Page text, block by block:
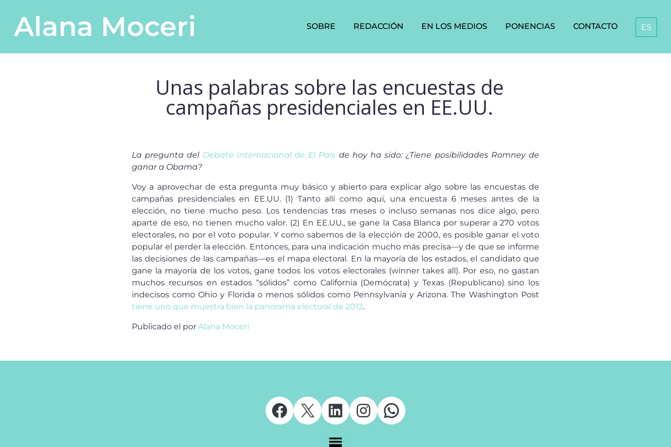
Navegación principal
Alana Moceri SOBRE REDACCIÓN EN LOS MEDIOS PONENCIAS CONTACTO ES
Unas palabras sobre las encuestas de
campañas presidenciales en EE.UU.
La pregunta del Debate Internacional de El Pais de hoy ha sido: ¿Tiene posibilidades Romney de
ganar a Obama?
Voy a aprovechar de esta pregunta muy básico y abierto para explicar algo sobre las encuestas de
campañas presidenciales en EE.UU. (1) Tanto allí como aquí, una encuesta 6 meses antes de la
elección, no tiene mucho peso. Los tendencias tras meses o incluso semanas nos dice algo, pero
aparte de eso, no tienen mucho valor. (2) En EE.UU., se gane la Casa Blanca por superar a 270 votos
electorales, no por el voto popular. Y como sabemos de la elección de 2000, es posible ganar el voto
popular el perder la elección. Entonces, para una indicación mucho más precisa—y de que se informe
las decisiones de las campañas—es el mapa electoral. En la mayoría de los estados, el candidato que
gane la mayoría de los votos, gane todos los votos electorales (winner takes all). Por eso, no gastan
muchos recursos en estados “sólidos” como California (Demócrata) y Texas (Republicano) sino los
indecisos como Ohio y Florida o menos sólidos como Pennsylvania y Arizona. The Washington Post
tiene uno que muestra bien la panorama electoral de 2012.
Publicado el por Alana Moceri
Facebook
X LinkedIn
Instagram
WhatsApp